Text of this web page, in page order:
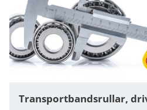
Transportbandsrullar,